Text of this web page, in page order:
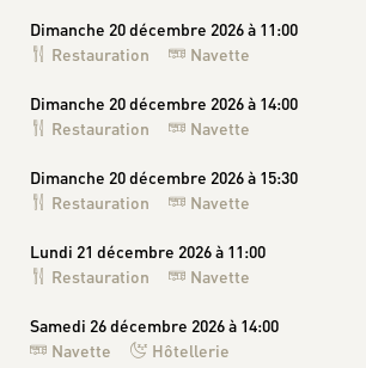
Dimanche 20 décembre 2026 à 11:00
Restauration
Navette
Dimanche 20 décembre 2026 à 14:00
Restauration
Navette
Dimanche 20 décembre 2026 à 15:30
Restauration
Navette
Lundi 21 décembre 2026 à 11:00
Restauration
Navette
Samedi 26 décembre 2026 à 14:00
Navette
Hôtellerie